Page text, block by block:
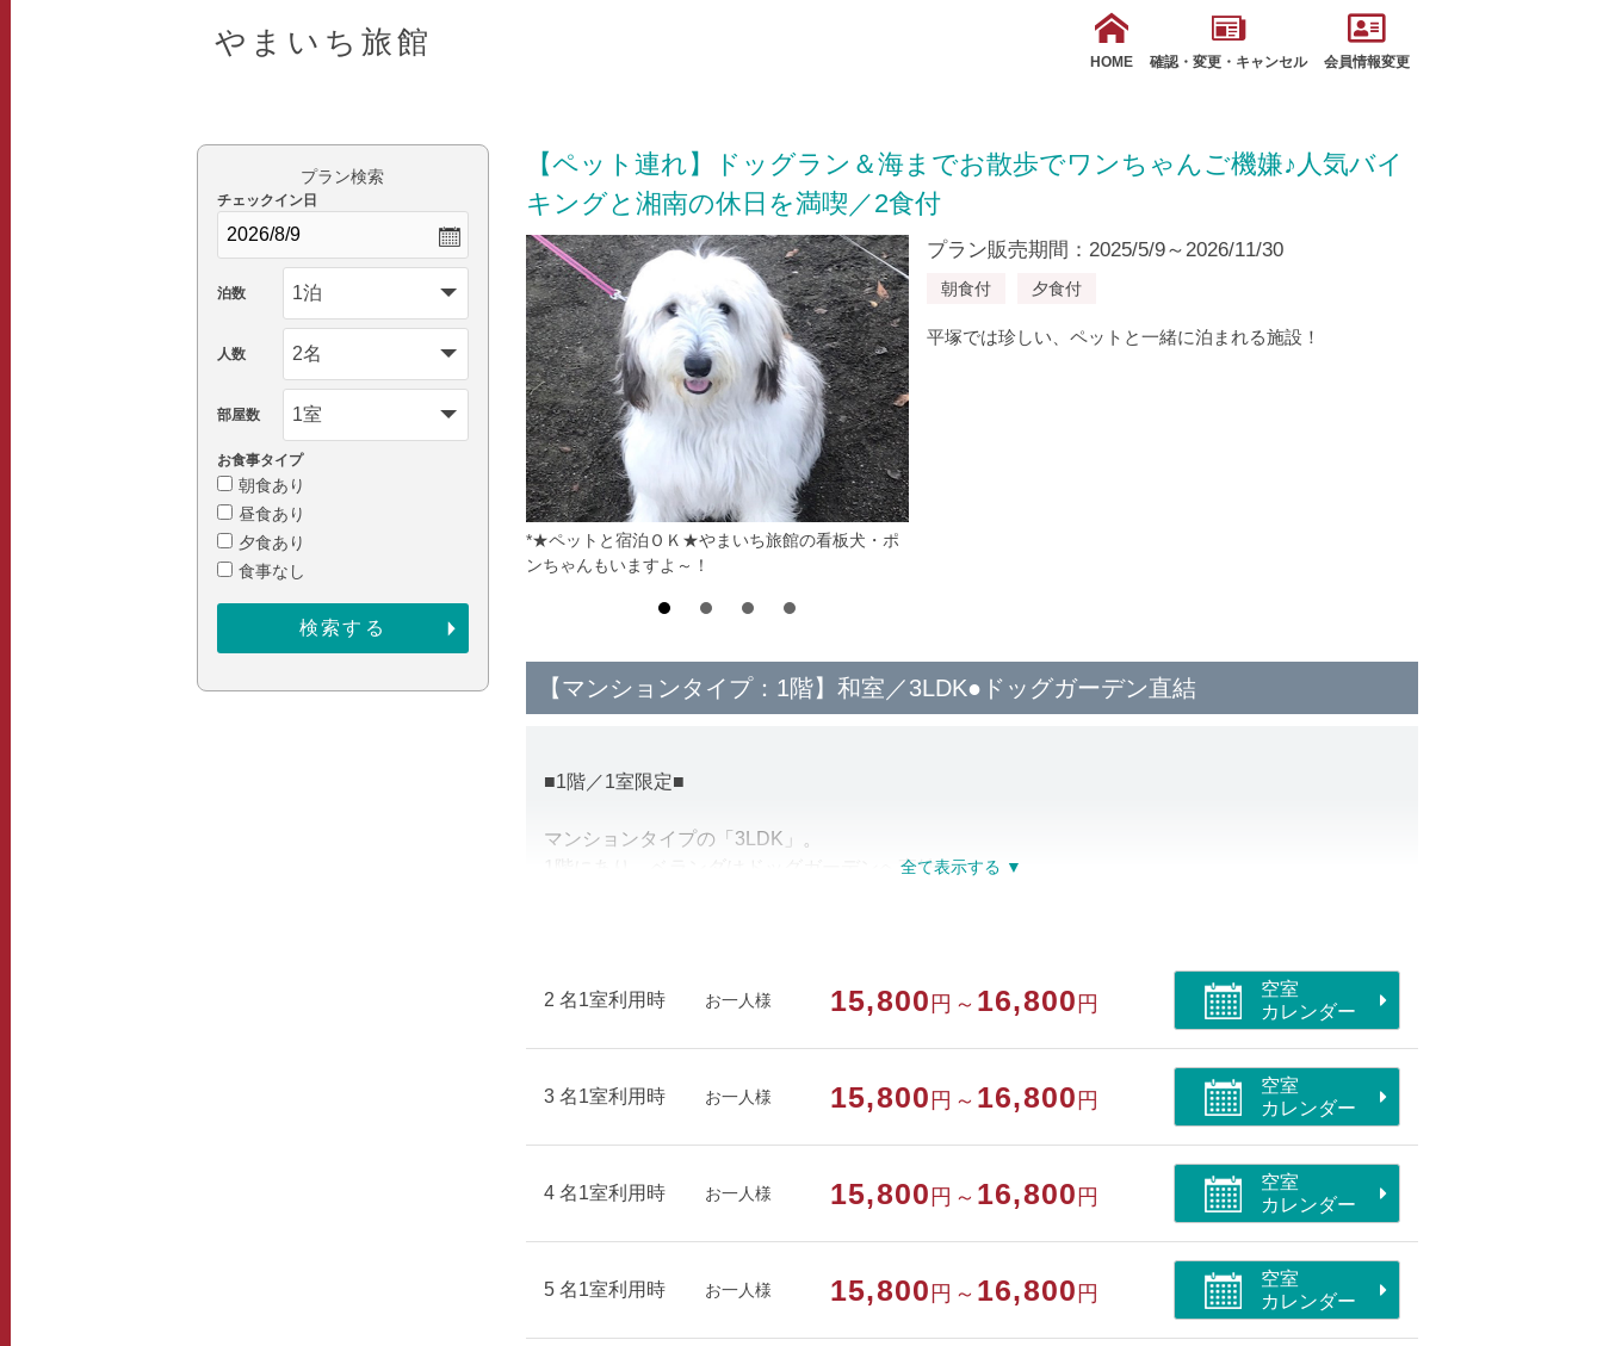
やまいち旅館
HOME 確認・変更・キャンセル 会員情報変更
【ペット連れ】ドッグラン＆海までお散歩でワンちゃんご機嫌♪人気バイ
キングと湘南の休日を満喫／2食付
*★ペットと宿泊ＯＫ★やまいち旅館の看板犬・ポ
ンちゃんもいますよ～！
プラン販売期間：2025/5/9～2026/11/30
朝食付 夕食付
平塚では珍しい、ペットと一緒に泊まれる施設！
【マンションタイプ：1階】和室／3LDK●ドッグガーデン直結
■1階／1室限定■
マンションタイプの「3LDK」。
1階にあり、ベランダはドッグガーデンへ直結。
＜設備＞
【フロント用意】
●禁煙室はありません（消臭対応のみ）
部屋種別 和室
2 名1室利用時 お一人様 15,800 円～ 16,800 円
空室
カレンダー
3 名1室利用時 お一人様 15,800 円～ 16,800 円
空室
カレンダー
4 名1室利用時 お一人様 15,800 円～ 16,800 円
空室
カレンダー
5 名1室利用時 お一人様 15,800 円～ 16,800 円
空室
カレンダー
プラン検索
チェックイン日
泊数
人数
部屋数
お食事タイプ
朝食あり
昼食あり
夕食あり
食事なし